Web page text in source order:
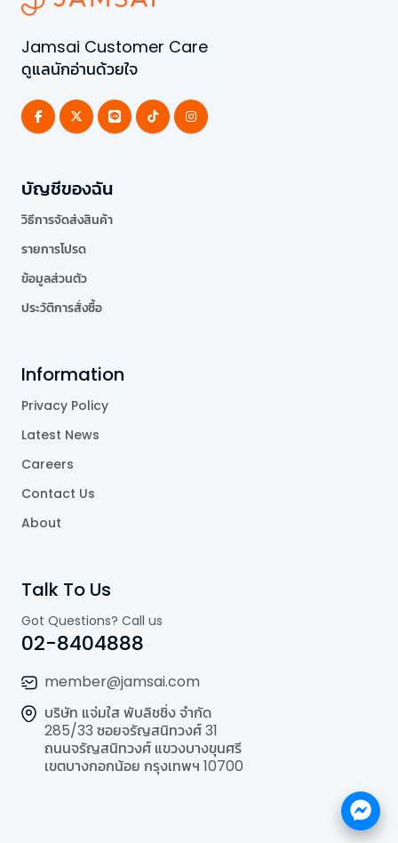
Jamsai Customer Care
ดูแลนักอ่านด้วยใจ
บัญชีของฉัน
วิธีการจัดส่งสินค้า
รายการโปรด
ข้อมูลส่วนตัว
ประวัติการสั่งซื้อ
Information
Privacy Policy
Latest News
Careers
Contact Us
About
Talk To Us
Got Questions? Call us
02-8404888
member@jamsai.com
บริษัท แจ่มใส พับลิชชิ่ง จำกัด
285/33 ซอยจรัญสนิทวงศ์ 31
ถนนจรัญสนิทวงศ์ แขวงบางขุนศรี
เขตบางกอกน้อย กรุงเทพฯ 10700